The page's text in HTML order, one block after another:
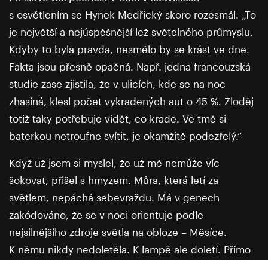
s osvětlením se Hynek Medřický skoro rozesmál. „To
je největší a nejúspěšnější lež světelného průmyslu.
Kdyby to byla pravda, nesmělo by se krást ve dne.
Fakta jsou přesně opačná. Např. jedna francouzská
studie zase zjistila, že v ulicích, kde se na noc
zhasíná, klesl počet vykradených aut o 45 %. Zloděj
totiž taky potřebuje vidět, co krade. Ve tmě si
baterkou netroufne svítit, je okamžitě podezřelý.“
Když už jsem si myslel, že už mě nemůže víc
šokovat, přišel s hmyzem. Můra, která letí za
světlem, nepáchá sebevraždu. Má v genech
zakódováno, že se v noci orientuje podle
nejsilnějšího zdroje světla na obloze – Měsíce.
K němu nikdy nedoletěla. K lampě ale doletí. Přímo